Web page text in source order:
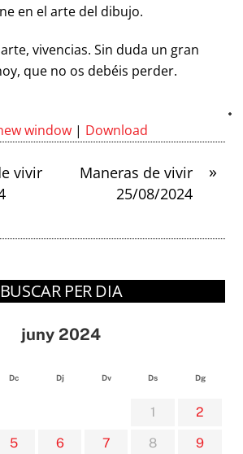
en el arte del dibujo.
vivencias. Sin duda un gran
que no os debéis perder.
window | Download
vivir
»
Maneras de vivir
25/08/2024
BUSCAR PER DIA
juny 2024
Dc Dj Dv Ds Dg
1
2
5 6 7 8
9